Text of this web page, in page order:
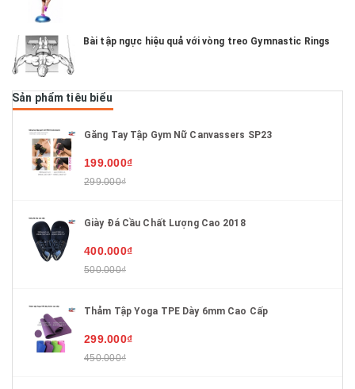
Bài tập ngực hiệu quả với vòng treo Gymnastic Rings
Sản phẩm tiêu biểu
Găng Tay Tập Gym Nữ Canvassers SP23
199.000₫
299.000₫
Giày Đá Cầu Chất Lượng Cao 2018
400.000₫
500.000₫
Thảm Tập Yoga TPE Dày 6mm Cao Cấp
299.000₫
450.000₫